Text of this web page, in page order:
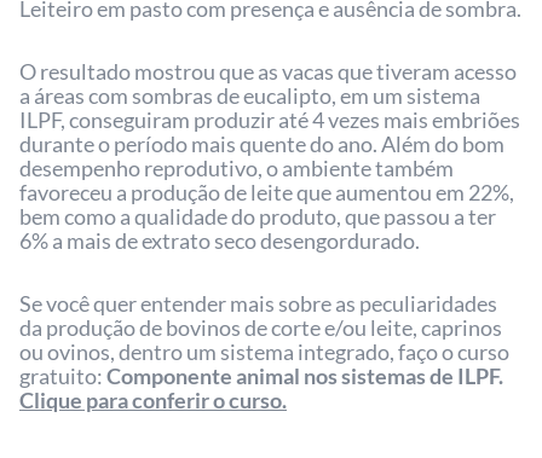
Leiteiro em pasto com presença e ausência de sombra.
O resultado mostrou que as vacas que tiveram acesso
a áreas com sombras de eucalipto, em um sistema
ILPF, conseguiram produzir até 4 vezes mais embriões
durante o período mais quente do ano. Além do bom
desempenho reprodutivo, o ambiente também
favoreceu a produção de leite que aumentou em 22%,
bem como a qualidade do produto, que passou a ter
6% a mais de extrato seco desengordurado.
Se você quer entender mais sobre as peculiaridades
da produção de bovinos de corte e/ou leite, caprinos
ou ovinos, dentro um sistema integrado, faço o curso
gratuito:Componente animal nos sistemas de ILPF.
Clique para conferir o curso.